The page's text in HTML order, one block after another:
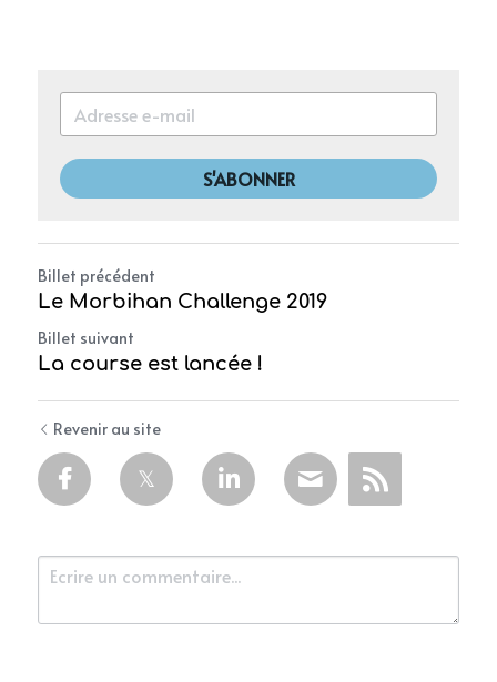
S'ABONNER
Billet précédent
Le Morbihan Challenge 2019
Billet suivant
La course est lancée !
Revenir au site